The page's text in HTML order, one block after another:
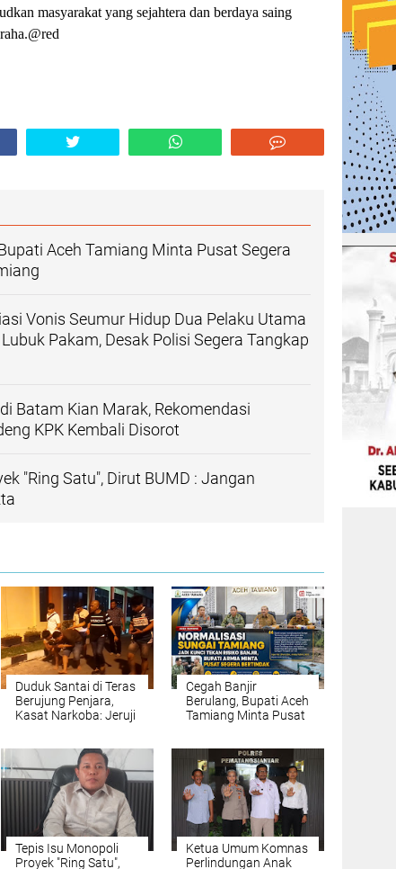
masyarakat yang sejahtera dan berdaya saing
Aceh Tamiang Minta Pusat Segera
Vonis Seumur Hidup Dua Pelaku Utama
Pakam, Desak Polisi Segera Tangkap
Batam Kian Marak, Rekomendasi
KPK Kembali Disorot
"Ring Satu", Dirut BUMD : Jangan
Duduk Santai di Teras
Berujung Penjara,
Kasat Narkoba: Jeruji
Cegah Banjir
Berulang, Bupati Aceh
Tamiang Minta Pusat
Tepis Isu Monopoli
Proyek "Ring Satu",
Ketua Umum Komnas
Perlindungan Anak